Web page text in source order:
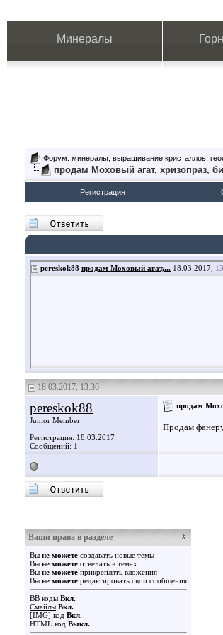
Минералы
Форум: минералы, выращивание кристаллов,
продам Моховый агат, хризопраз,
Регистрация
pereskok88 продам Моховый агат,... 18.03.2017,
18.03.2017, 13:36
pereskok88
Junior Member
Регистрация: 18.03.2017
Сообщений: 1
продам
Продам
Ваши права в разделе
Вы не можете создавать новые темы
Вы не можете отвечать в темах
Вы не можете прикреплять вложения
Вы не можете редактировать свои сообщения
BB коды Вкл.
Смайлы Вкл.
[IMG] код Вкл.
HTML код Выкл.